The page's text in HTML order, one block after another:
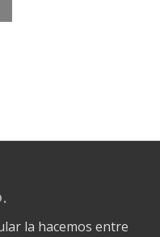
la hacemos entre